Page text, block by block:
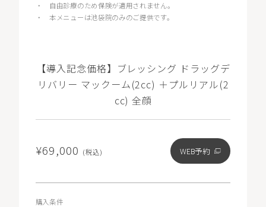
・
自由診療のため保険が適用されません。
・本メニューは池袋院のみのご提供です。
【導入記念価格】ブレッシング ドラッグデ
リバリー マックーム(2cc) ＋プルリアル(2
cc) 全顔
¥69,000 (税込) WEB予約
購入条件